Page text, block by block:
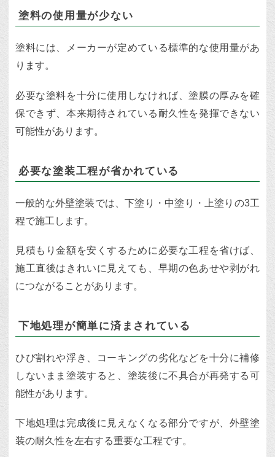
塗料の使用量が少ない
塗料には、メーカーが定めている標準的な使用量があ
ります。
必要な塗料を十分に使用しなければ、塗膜の厚みを確
保できず、本来期待されている耐久性を発揮できない
可能性があります。
必要な塗装工程が省かれている
一般的な外壁塗装では、下塗り・中塗り・上塗りの3工
程で施工します。
見積もり金額を安くするために必要な工程を省けば、
施工直後はきれいに見えても、早期の色あせや剥がれ
につながることがあります。
下地処理が簡単に済まされている
ひび割れや浮き、コーキングの劣化などを十分に補修
しないまま塗装すると、塗装後に不具合が再発する可
能性があります。
下地処理は完成後に見えなくなる部分ですが、外壁塗
装の耐久性を左右する重要な工程です。